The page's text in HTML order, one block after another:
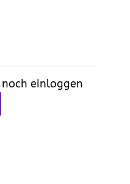
einloggen